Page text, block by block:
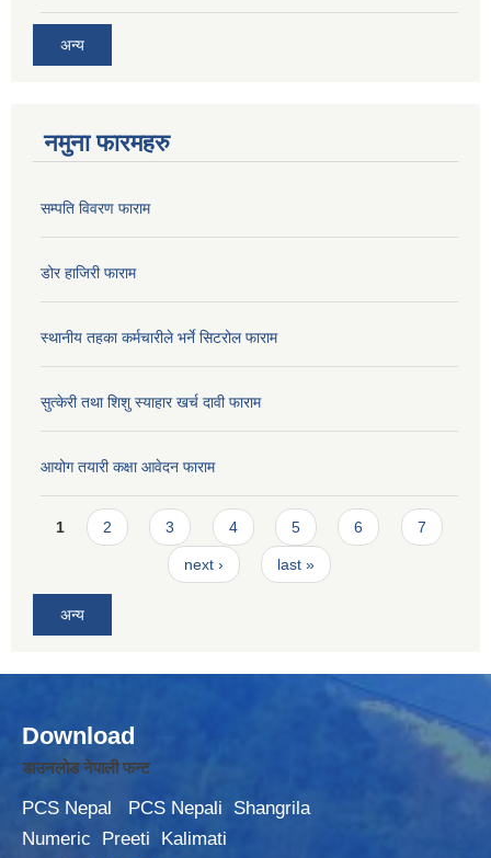
अन्य
नमुना फारमहरु
सम्पति विवरण फाराम
डोर हाजिरी फाराम
स्थानीय तहका कर्मचारीले भर्ने सिटरोल फाराम
सुत्केरी तथा शिशु स्याहार खर्च दावी फाराम
आयोग तयारी कक्षा आवेदन फाराम
Pages
1 2 3 4 5 6 7
next › last »
अन्य
Download
डाउनलोड नेपाली फन्ट
PCS Nepal PCS Nepali
Shangrila
Numeric
Preeti Kalimati